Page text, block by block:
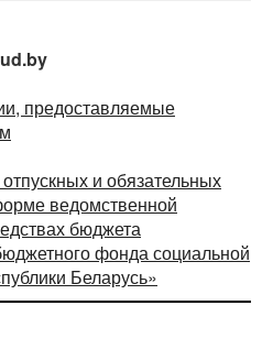
предоставляемые
и обязательных
ведомственной
бюджета
фонда социальной
Беларусь»